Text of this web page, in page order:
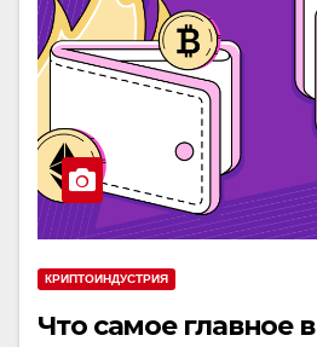
КРИПТОИНДУСТРИЯ
Что самое главное в